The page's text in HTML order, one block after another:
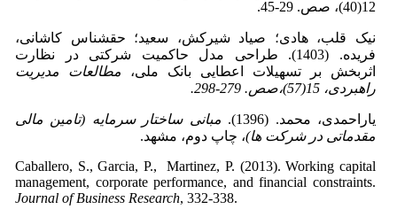
12(40)، صص. 29-45.
نیک قلب، هادی؛ صیاد شیرکش، سعید؛ حقشناس کاشانی،
فریده. (1403). طراحی مدل حاکمیت شرکتی در نظارت
اثربخش بر تسهیلات اعطایی بانک ملی، مطالعات مدیریت
راهبردی، 15(57)،صص. 279-298.
یاراحمدی، محمد. (1396).
مبانی ساختار سرمایه (تامین مالی
مقدماتی در شرکت ها)، چاپ دوم، مشهد.
Caballero, S., Garcia, P., Martinez, P. (2013). Working capital
management, corporate performance, and financial constraints.
Journal of Business Research, 332-338.